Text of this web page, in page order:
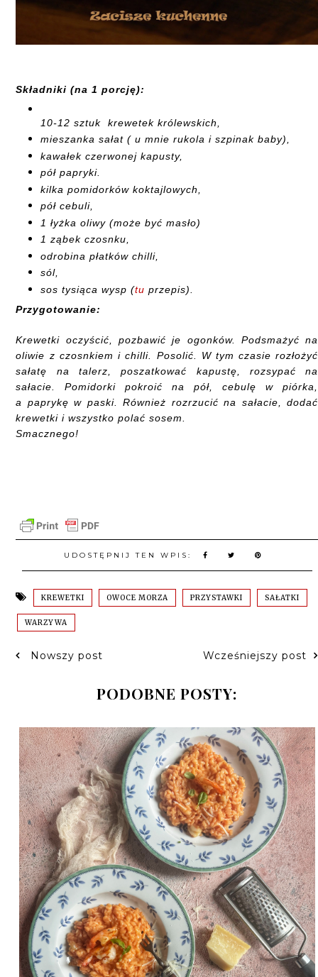
Składniki (na 1 porcję):
10-12 sztuk krewetek królewskich,
mieszanka sałat ( u mnie rukola i szpinak baby),
kawałek czerwonej kapusty,
pół papryki.
kilka pomidorków koktajlowych,
pół cebuli,
1 łyżka oliwy (może być masło)
1 ząbek czosnku,
odrobina płatków chilli,
sól,
sos tysiąca wysp (tuprzepis).
Przygotowanie:
Krewetki oczyścić, pozbawić je ogonków. Podsmażyć na
oliwie z czosnkiem i chilli. Posolić. W tym czasie rozłożyć
sałatę na talerz, poszatkować kapustę, rozsypać na
sałacie. Pomidorki pokroić na pół, cebulę w piórka,
a paprykę w paski. Również rozrzucić na sałacie, dodać
krewetki i wszystko polać sosem.
Smacznego!
UDOSTĘPNIJ TEN WPIS:
KREWETKI OWOCE MORZA PRZYSTAWKI SAŁATKI
WARZYWA
Nowszy post Wcześniejszy post
PODOBNE POSTY: